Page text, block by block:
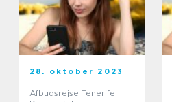
28. oktober 2023
Afbudsrejse Tenerife: